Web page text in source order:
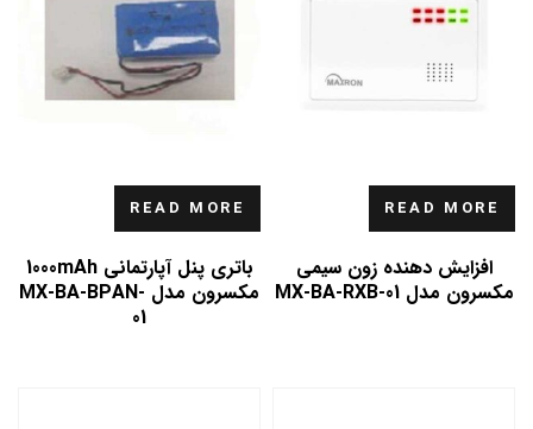
READ MORE
افزایش دهنده زون سیمی
مکسرون مدل MX-BA-RXB-01
READ MORE
باتری پنل آپارتمانی 1000mAh
مکسرون مدل MX-BA-BPAN-
01